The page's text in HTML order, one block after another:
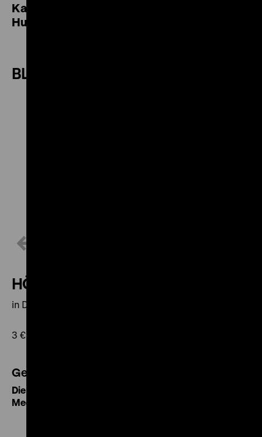
Katalog „Wilhelm und Alexander von
Humboldt“
BLICK IN DIE AUSSTELLUNG
HÖRFÜHRUNG ZUR AUSSTELLUNG
in Deutsch, Englisch oder mit Audiodeskriptionen
3 € pro Person zzgl. Eintritt
Gefördert von
Die Beauftragte der Bundesregierung für Kultur und
Medien